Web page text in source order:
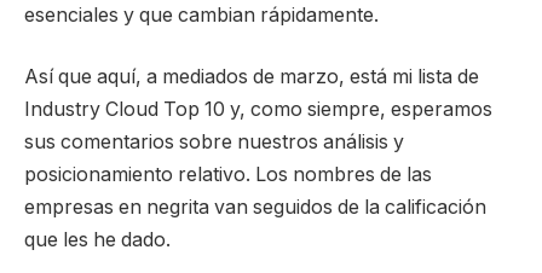
esenciales y que cambian rápidamente.
Así que aquí, a mediados de marzo, está mi lista de
Industry Cloud Top 10 y, como siempre, esperamos
sus comentarios sobre nuestros análisis y
posicionamiento relativo. Los nombres de las
empresas en negrita van seguidos de la calificación
que les he dado.